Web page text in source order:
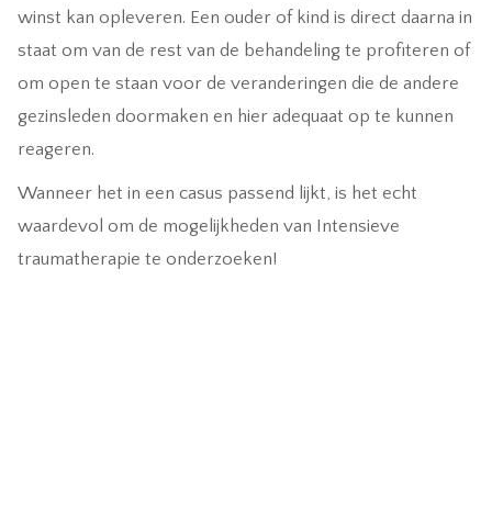
winst kan opleveren. Een ouder of kind is direct daarna in
staat om van de rest van de behandeling te profiteren of
om open te staan voor de veranderingen die de andere
gezinsleden doormaken en hier adequaat op te kunnen
reageren.
Wanneer het in een casus passend lijkt, is het echt
waardevol om de mogelijkheden van Intensieve
traumatherapie te onderzoeken!